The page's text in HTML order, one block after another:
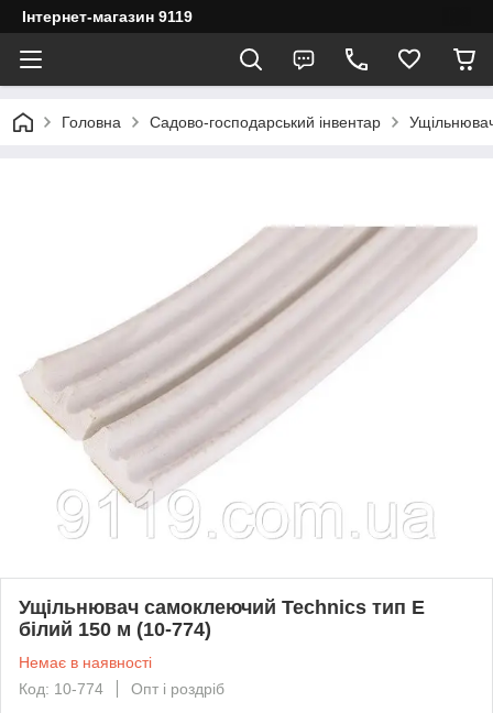
Інтернет-магазин 9119
Головна Садово-господарський інвентар
Ущільнювач самоклеючий Technics тип Е
білий 150 м (10-774)
Немає в наявності
Код: 10-774
Опт і роздріб